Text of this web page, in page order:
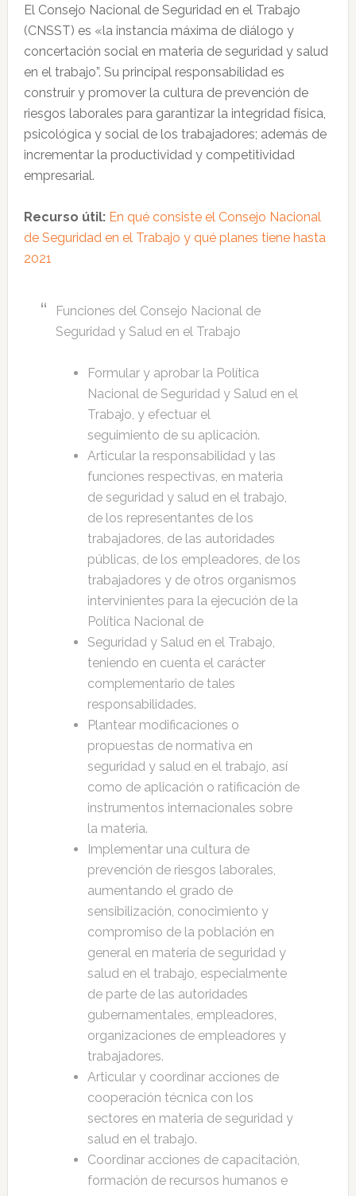
El Consejo Nacional de Seguridad en el Trabajo
(CNSST) es «la instancia máxima de diálogo y
concertación social en materia de seguridad y salud
en el trabajo”. Su principal responsabilidad es
construir y promover la cultura de prevención de
riesgos laborales para garantizar la integridad física,
psicológica y social de los trabajadores; además de
incrementar la productividad y competitividad
empresarial.
Recurso útil: En qué consiste el Consejo Nacional
de Seguridad en el Trabajo y qué planes tiene hasta
2021
Funciones del Consejo Nacional de
Seguridad y Salud en el Trabajo
Formular y aprobar la Política
Nacional de Seguridad y Salud en el
Trabajo, y efectuar el
seguimiento de su aplicación.
Articular la responsabilidad y las
funciones respectivas, en materia
de seguridad y salud en el trabajo,
de los representantes de los
trabajadores, de las autoridades
públicas, de los empleadores, de los
trabajadores y de otros organismos
intervinientes para la ejecución de la
Política Nacional de
Seguridad y Salud en el Trabajo,
teniendo en cuenta el carácter
complementario de tales
responsabilidades.
Plantear modificaciones o
propuestas de normativa en
seguridad y salud en el trabajo, así
como de aplicación o ratificación de
instrumentos internacionales sobre
la materia.
Implementar una cultura de
prevención de riesgos laborales,
aumentando el grado de
sensibilización, conocimiento y
compromiso de la población en
general en materia de seguridad y
salud en el trabajo, especialmente
de parte de las autoridades
gubernamentales, empleadores,
organizaciones de empleadores y
trabajadores.
Articular y coordinar acciones de
cooperación técnica con los
sectores en materia de seguridad y
salud en el trabajo.
Coordinar acciones de capacitación,
formación de recursos humanos e